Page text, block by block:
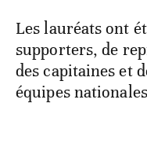
Les lauréats ont
supporters, de
des capitaines et
équipes